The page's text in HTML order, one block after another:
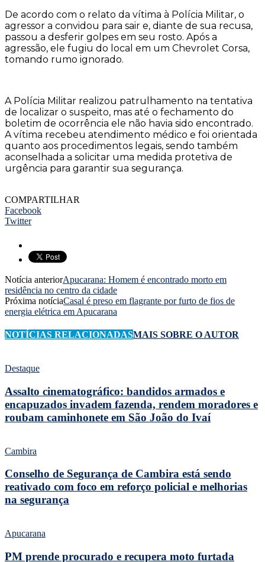
De acordo com o relato da vítima à Polícia Militar, o
agressor a convidou para sair e, diante de sua recusa,
passou a desferir golpes em seu rosto. Após a
agressão, ele fugiu do local em um Chevrolet Corsa,
tomando rumo ignorado.
A Polícia Militar realizou patrulhamento na tentativa
de localizar o suspeito, mas até o fechamento do
boletim de ocorrência ele não havia sido encontrado.
A vítima recebeu atendimento médico e foi orientada
quanto aos procedimentos legais, sendo também
aconselhada a solicitar uma medida protetiva de
urgência para garantir sua segurança.
COMPARTILHAR
Facebook
Twitter
Notícia anteriorApucarana: Homem é encontrado morto em
residência no centro da cidade
Próxima notíciaCasal é preso em flagrante por furto de fios de
energia elétrica em Apucarana
NOTÍCIAS RELACIONADASMAIS SOBRE O AUTOR
Destaque
Assalto cinematográfico: bandidos armados e
encapuzados invadem fazenda, rendem moradores e
roubam caminhonete em São João do Ivaí
Cambira
Conselho de Segurança de Cambira está sendo
reativado com foco em reforço policial e melhorias
na segurança
Apucarana
PM prende procurado e recupera moto furtada